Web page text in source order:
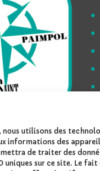
utilisons des
informations des
de traiter des
sur ce site. Le fait
Themes| Propulsé